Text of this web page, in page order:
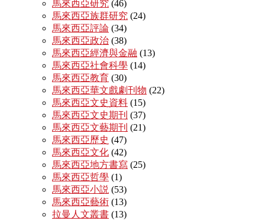
馬來西亞研究 (46)
馬來西亞族群研究 (24)
馬來西亞評論 (34)
馬來西亞政治 (38)
馬來西亞經濟與金融 (13)
馬來西亞社會科學 (14)
馬來西亞教育 (30)
馬來西亞華文戲劇刊物 (22)
馬來西亞文史資料 (15)
馬來西亞文史期刊 (37)
馬來西亞文藝期刊 (21)
馬來西亞歷史 (47)
馬來西亞文化 (42)
馬來西亞地方書寫 (25)
馬來西亞哲學 (1)
馬來西亞小説 (53)
馬來西亞藝術 (13)
拉曼人文叢書 (13)